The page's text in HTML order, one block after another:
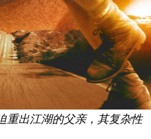
重出江湖的父亲，其复杂性